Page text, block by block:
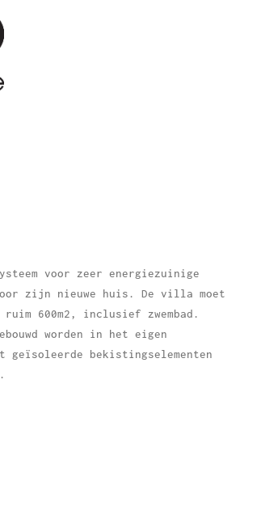
voor zeer energiezuinige
zijn nieuwe huis. De villa moet
600m2, inclusief zwembad.
worden in het eigen
geïsoleerde bekistingselementen